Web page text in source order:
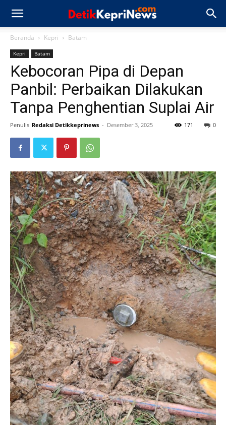
Beranda Kepri Batam
Kepri Batam
Kebocoran Pipa di Depan
Panbil: Perbaikan Dilakukan
Tanpa Penghentian Suplai Air
Penulis Redaksi Detikkeprinews - Desember 3, 2025 0
171